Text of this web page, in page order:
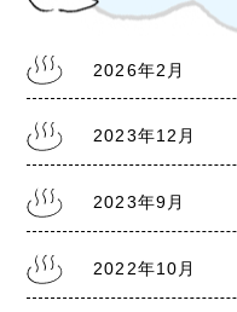
熊本銭湯
熊本銭湯
2022.1.20
2026年2月
2023年12月
2023年9月
2022年10月